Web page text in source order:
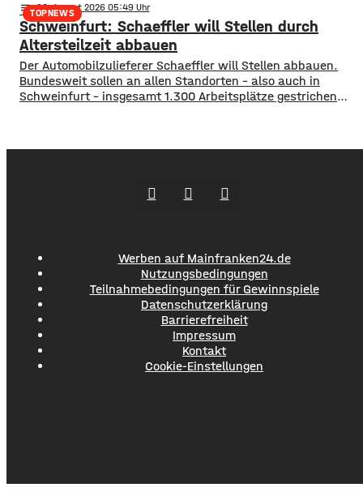
​Mit einem neuen Antrag fordern sie einen 10-Punkte-
Wasser-Notfallplan für Bayern. ​Die Grünen-Fraktion hat
dabei kurzfristige und langfristige Maßnahmen im Petto.
So sollen unter anderem
TOPNEWS
notes 06. August 2026 05:49
Schweinfurt: Schaeffler will Stellen durch
Altersteilzeit abbauen
Der Automobilzulieferer Schaeffler will Stellen abbauen.
Bundesweit sollen an allen Standorten – also auch in
Schweinfurt – insgesamt 1.300 Arbeitsplätze gestrichen
Werben auf Mainfranken24.de
Nutzungsbedingungen
Teilnahmebedingungen für Gewinnspiele
Datenschutzerklärung
Barrierefreiheit
Impressum
Kontakt
Cookie-Einstellungen